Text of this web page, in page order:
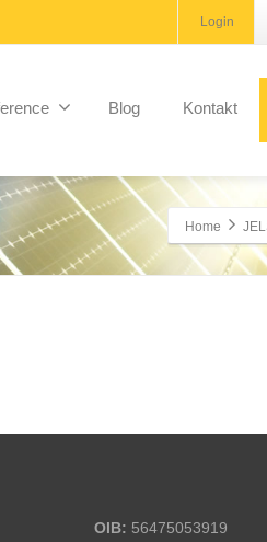
Login
Blog Kontakt
Home
OIB: 56475053919